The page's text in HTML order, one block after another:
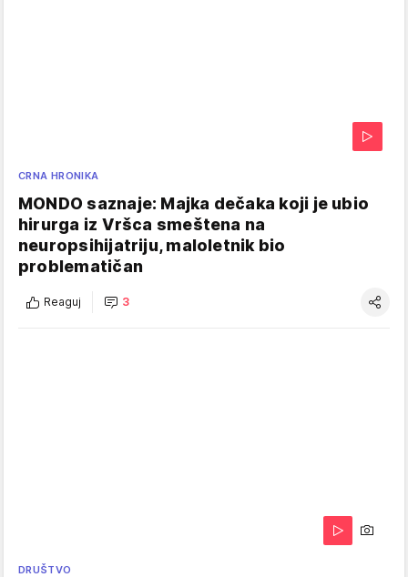
CRNA HRONIKA
MONDO saznaje: Majka dečaka koji je ubio
hirurga iz Vršca smeštena na
neuropsihijatriju, maloletnik bio
problematičan
Reaguj 3
DRUŠTVO